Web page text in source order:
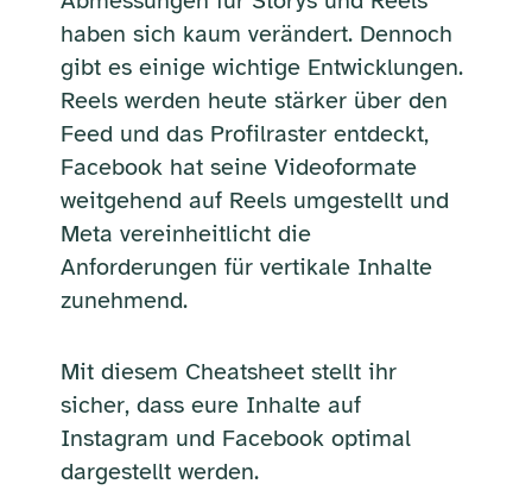
haben sich kaum verändert. Dennoch
gibt es einige wichtige Entwicklungen.
Reels werden heute stärker über den
Feed und das Profilraster entdeckt,
Facebook hat seine Videoformate
weitgehend auf Reels umgestellt und
Meta vereinheitlicht die
Anforderungen für vertikale Inhalte
zunehmend.
Mit diesem Cheatsheet stellt ihr
sicher, dass eure Inhalte auf
Instagram und Facebook optimal
dargestellt werden.